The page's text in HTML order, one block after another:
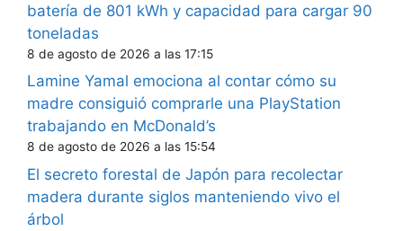
batería de 801 kWh y capacidad para cargar 90
toneladas
8 de agosto de 2026 a las 17:15
Lamine Yamal emociona al contar cómo su
madre consiguió comprarle una PlayStation
trabajando en McDonald’s
8 de agosto de 2026 a las 15:54
El secreto forestal de Japón para recolectar
madera durante siglos manteniendo vivo el
árbol